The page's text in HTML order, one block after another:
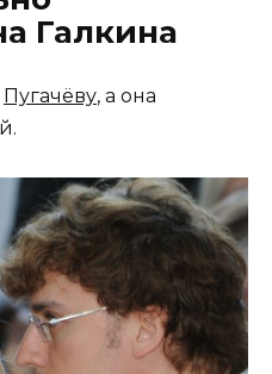
Галкина
Пугачёву, а она